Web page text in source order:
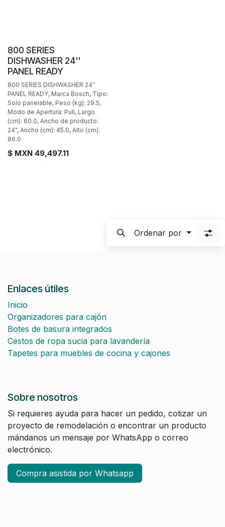
BAJO PEDIDO
800 SERIES
DISHWASHER 24''
PANEL READY
800 SERIES DISHWASHER 24''
PANEL READY, Marca Bosch, Tipo:
Solo panelable, Peso (kg): 29.5,
Modo de Apertura: Pull, Largo
(cm): 60.0, Ancho de producto:
24", Ancho (cm): 45.0, Alto (cm):
86.0
$ MXN 49,497.11
Ordenar por
Enlaces útiles
Inicio
Organizadores para cajón
Botes de basura integrados
Cestos de ropa sucia para lavandería
Tapetes para muebles de cocina y cajones
Sobre nosotros
Si requieres ayuda para hacer un pedido, cotizar un
proyecto de remodelación o encontrar un producto
mándanos un mensaje por WhatsApp o correo
electrónico.
Compra asistida por Whatsapp